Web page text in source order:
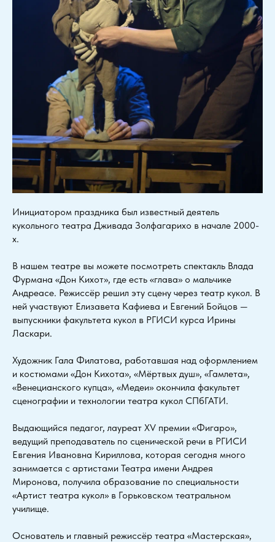
Инициатором праздника был известный деятель
кукольного театра Дживада Золфагарихо в начале 2000-
х.
В нашем театре вы можете посмотреть спектакль Влада
Фурмана «Дон Кихот», где есть «глава» о мальчике
Андреасе. Режиссёр решил эту сцену через театр кукол. В
ней участвуют Елизавета Кафиева и Евгений Бойцов —
выпускники факультета кукол в РГИСИ курса Ирины
Ласкари.
Художник Гала Филатова, работавшая над оформлением
и костюмами «Дон Кихота», «Мёртвых душ», «Гамлета»,
«Венецианского купца», «Медеи» окончила факультет
сценографии и технологии театра кукол СПбГАТИ.
Выдающийся педагог, лауреат XV премии «Фигаро»,
ведущий преподаватель по сценической речи в РГИСИ
Евгения Ивановна Кириллова, которая сегодня много
занимается с артистами Театра имени Андрея
Миронова, получила образование по специальности
«Артист театра кукол» в Горьковском театральном
училище.
Основатель и главный режиссёр театра «Мастерская»,